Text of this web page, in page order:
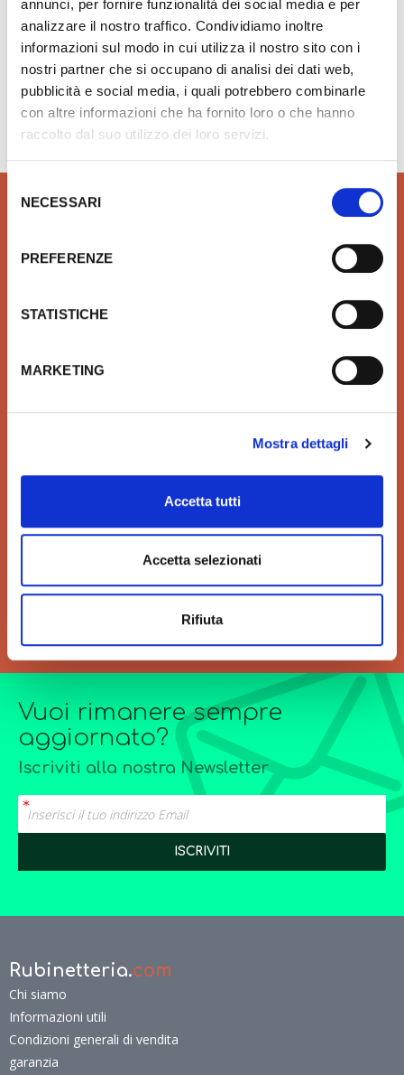
annunci, per fornire funzionalità dei social media e per
analizzare il nostro traffico. Condividiamo inoltre
informazioni sul modo in cui utilizza il nostro sito con i
nostri partner che si occupano di analisi dei dati web,
pubblicità e social media, i quali potrebbero combinarle
con altre informazioni che ha fornito loro o che hanno
raccolto dal suo utilizzo dei loro servizi.
delNECESSARI
PREFERENZE
STATISTICHE
MARKETING
Mostra dettagli
Accetta tutti
Accetta selezionati
Rifiuta
Hai bisogno di aiuto?info@rubinetteria.com
dal Lunedì al Venerdì 8.30 - 12.00 / 13.30 - 18.00
arredobagno delle migliori
SICUREZZA
Affidiamo il tuo denaro e la
tua sicurezza a Xpay. Il
effettuare i pagamenti e per
la tua tutela.
regalarti un'esperienza unica
di acquisto.
disposizione per
l’elaborazione di offerte di
forniture particolarmente
Vuoi rimanere sempre
aggiornato?
Iscriviti alla nostra Newsletter
Rubinetteria.com
Chi siamo
Informazioni utili
Condizioni generali di vendita
garanzia